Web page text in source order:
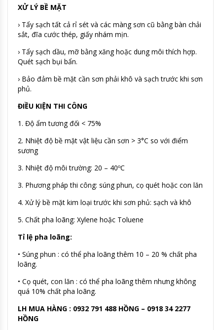
XỬ LÝ BỀ MẶT
› Tẩy sạch tất cả rỉ sét và các màng sơn cũ bằng bàn chải
sắt, đĩa cước thép, giấy nhám mịn.
› Tẩy sạch dầu, mỡ bằng xăng hoặc dung môi thích hợp.
Quét sạch bụi bẩn.
› Bảo đảm bề mặt cần sơn phải khô và sạch trước khi sơn
phủ.
ĐIỀU KIỆN THI CÔNG
1. Độ ẩm tương đối < 75%
2. Nhiệt độ bề mặt vật liệu cần sơn > 3°C so với điểm
sương
3. Nhiệt độ môi trường: 20 – 40ºC
3. Phương pháp thi công: súng phun, cọ quét hoặc con lăn
4. Xử lý bề mặt kim loại trước khi sơn phủ: sạch và khô
5. Chất pha loãng: Xylene hoặc Toluene
Tỉ lệ pha loãng:
• Súng phun : có thể pha loãng thêm 10 – 20 % chất pha
loãng.
• Cọ quét, con lăn : có thể pha loãng thêm nhưng không
quá 10% chất pha loãng.
LH MUA HÀNG : 0932 791 488 HỒNG – 0918 34 2277
HỒNG